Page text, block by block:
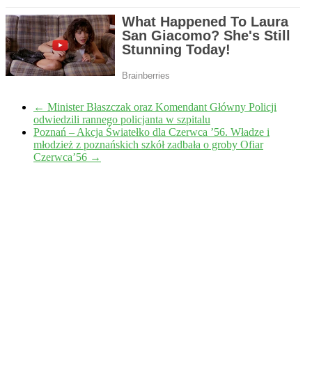
← Minister Błaszczak oraz Komendant Główny Policji
odwiedzili rannego policjanta w szpitalu
Poznań – Akcja Światełko dla Czerwca ’56. Władze i
młodzież z poznańskich szkół zadbała o groby Ofiar
Czerwca’56 →